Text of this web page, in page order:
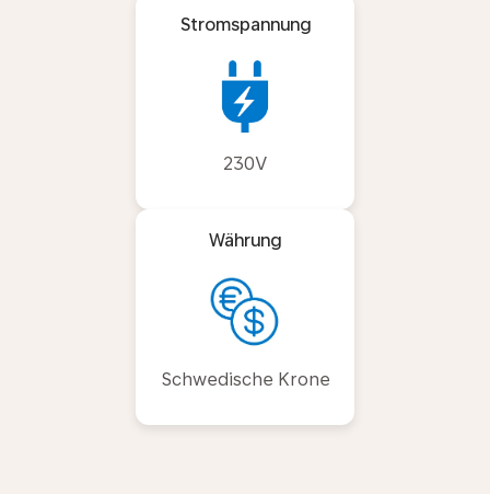
Stromspannung
230V
Währung
Schwedische Krone